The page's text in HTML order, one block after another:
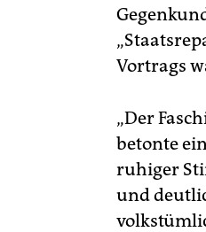
Vortrags
„Der
betonte
ruhiger
und